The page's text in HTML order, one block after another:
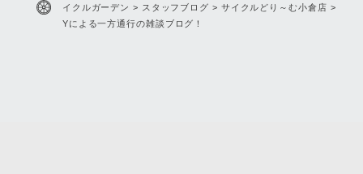
イクルガーデン > スタッフブログ > サイクルどり～む小倉店 >
Yによる一方通行の雑談ブログ！